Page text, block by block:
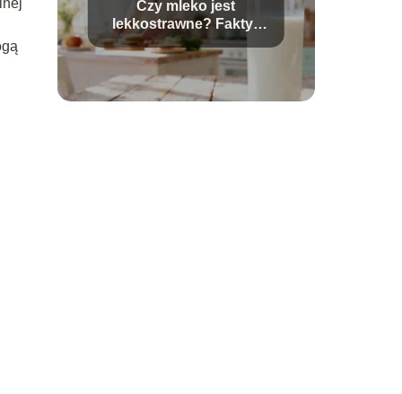
Czy mleko jest
lekkostrawne? Fakty i
mity na temat trawienia